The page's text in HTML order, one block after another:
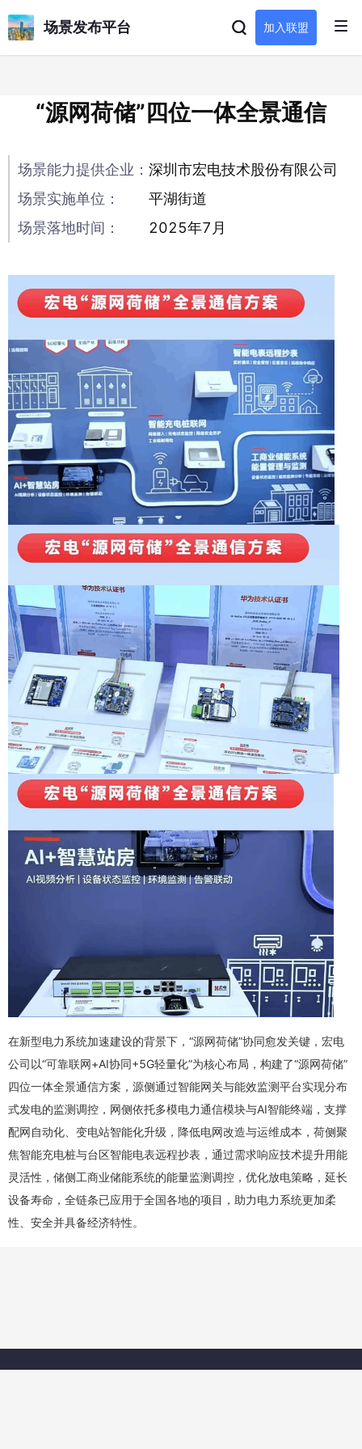
场景发布平台 加入联盟
“源网荷储”四位一体全景通信
场景能力提供企业： 深圳市宏电技术股份有限公司
场景实施单位：
平湖街道
场景落地时间：
2025年7月
在新型电力系统加速建设的背景下，“源网荷储”协同愈发关键，宏电
公司以“可靠联网+AI协同+5G轻量化”为核心布局，构建了“源网荷储”
四位一体全景通信方案，源侧通过智能网关与能效监测平台实现分布
式发电的监测调控，网侧依托多模电力通信模块与AI智能终端，支撑
配网自动化、变电站智能化升级，降低电网改造与运维成本，荷侧聚
焦智能充电桩与台区智能电表远程抄表，通过需求响应技术提升用能
灵活性，储侧工商业储能系统的能量监测调控，优化放电策略，延长
设备寿命，全链条已应用于全国各地的项目，助力电力系统更加柔
性、安全并具备经济特性。